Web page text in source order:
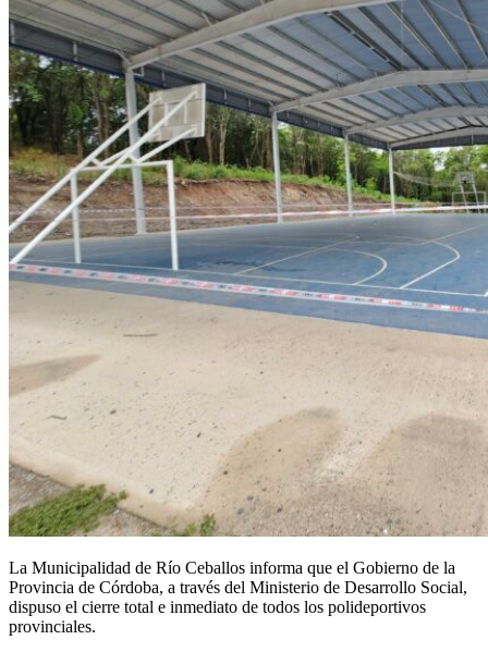
La Municipalidad de Río Ceballos informa que el Gobierno de la
Provincia de Córdoba, a través del Ministerio de Desarrollo Social,
dispuso el cierre total e inmediato de todos los polideportivos
provinciales.